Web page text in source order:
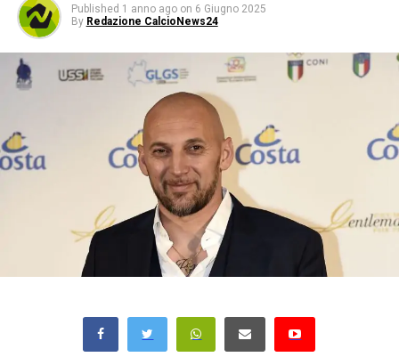
Published 1 anno ago on 6 Giugno 2025
By Redazione CalcioNews24